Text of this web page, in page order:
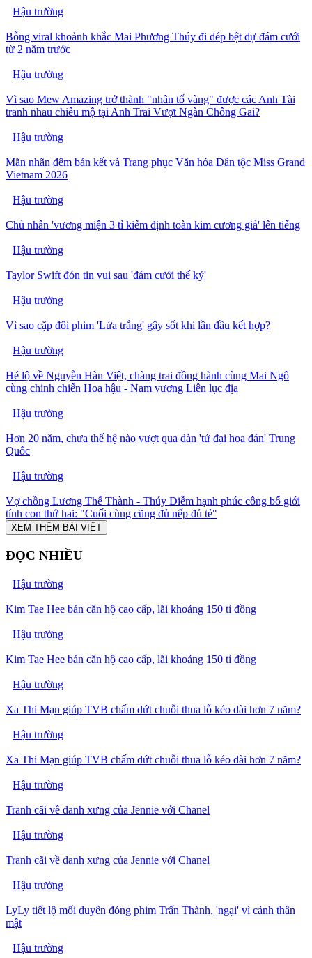
Hậu trường
Bỗng viral khoảnh khắc Mai Phương Thúy đi dép bệt dự đám cưới
từ 2 năm trước
Hậu trường
Vì sao Mew Amazing trở thành "nhân tố vàng" được các Anh Tài
tranh nhau chiêu mộ tại Anh Trai Vượt Ngàn Chông Gai?
Hậu trường
Mãn nhãn đêm bán kết và Trang phục Văn hóa Dân tộc Miss Grand
Vietnam 2026
Hậu trường
Chủ nhân 'vương miện 3 tỉ kiểm định toàn kim cương giả' lên tiếng
Hậu trường
Taylor Swift đón tin vui sau 'đám cưới thế kỷ'
Hậu trường
Vì sao cặp đôi phim 'Lửa trắng' gây sốt khi lần đầu kết hợp?
Hậu trường
Hé lộ về Nguyễn Hàn Việt, chàng trai đồng hành cùng Mai Ngô
cùng chinh chiến Hoa hậu - Nam vương Liên lục địa
Hậu trường
Hơn 20 năm, chưa thế hệ nào vượt qua dàn 'tứ đại hoa đán' Trung
Quốc
Hậu trường
Vợ chồng Lương Thế Thành - Thúy Diễm hạnh phúc công bố giới
tính con thứ hai: "Cuối cùng cũng đủ nếp đủ tẻ"
XEM THÊM BÀI VIẾT
ĐỌC NHIỀU
Hậu trường
Kim Tae Hee bán căn hộ cao cấp, lãi khoảng 150 tỉ đồng
Hậu trường
Kim Tae Hee bán căn hộ cao cấp, lãi khoảng 150 tỉ đồng
Hậu trường
Xa Thi Mạn giúp TVB chấm dứt chuỗi thua lỗ kéo dài hơn 7 năm?
Hậu trường
Xa Thi Mạn giúp TVB chấm dứt chuỗi thua lỗ kéo dài hơn 7 năm?
Hậu trường
Tranh cãi về danh xưng của Jennie với Chanel
Hậu trường
Tranh cãi về danh xưng của Jennie với Chanel
Hậu trường
LyLy tiết lộ mối duyên đóng phim Trấn Thành, 'ngại' vì cảnh thân
mật
Hậu trường